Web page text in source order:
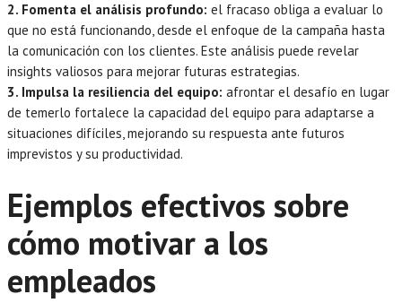
2. Fomenta el análisis profundo: el fracaso obliga a evaluar lo
que no está funcionando, desde el enfoque de la campaña hasta
la comunicación con los clientes. Este análisis puede revelar
insights valiosos para mejorar futuras estrategias.
3. Impulsa la resiliencia del equipo: afrontar el desafío en lugar
de temerlo fortalece la capacidad del equipo para adaptarse a
situaciones difíciles, mejorando su respuesta ante futuros
imprevistos y su productividad.
Ejemplos efectivos sobre
cómo motivar a los
empleados